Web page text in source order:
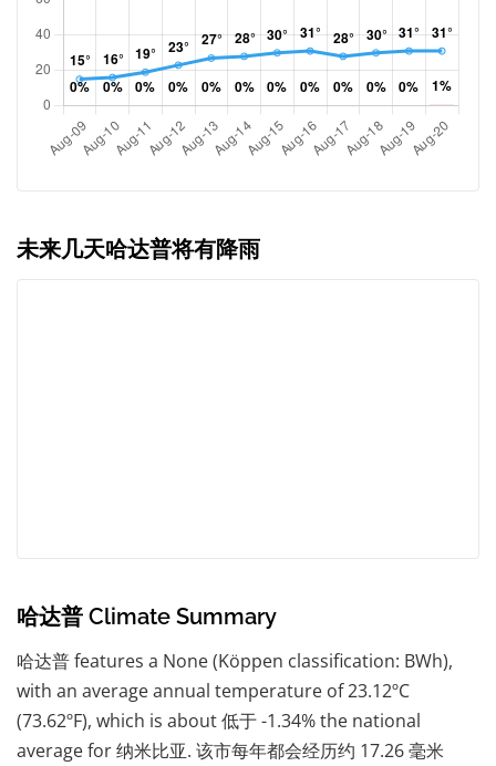
未来几天哈达普将有降雨
哈达普 Climate Summary
哈达普 features a None (Köppen classification: BWh),
with an average annual temperature of 23.12ºC
(73.62ºF), which is about 低于 -1.34% the national
average for 纳米比亚. 该市每年都会经历约 17.26 毫米